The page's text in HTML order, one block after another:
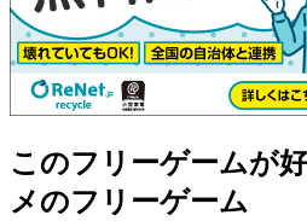
このフリーゲームが
メのフリーゲーム